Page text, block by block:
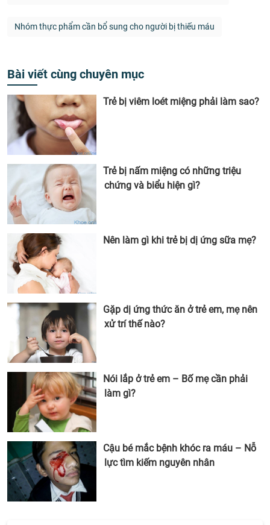
Nhóm thực phẩm cần bổ sung cho người bị thiếu máu
Bài viết cùng chuyên mục
Trẻ bị viêm loét miệng phải làm sao?
Trẻ bị nấm miệng có những triệu
chứng và biểu hiện gì?
Nên làm gì khi trẻ bị dị ứng sữa mẹ?
Gặp dị ứng thức ăn ở trẻ em, mẹ nên
xử trí thế nào?
Nói lắp ở trẻ em – Bố mẹ cần phải
làm gì?
Cậu bé mắc bệnh khóc ra máu – Nỗ
lực tìm kiếm nguyên nhân